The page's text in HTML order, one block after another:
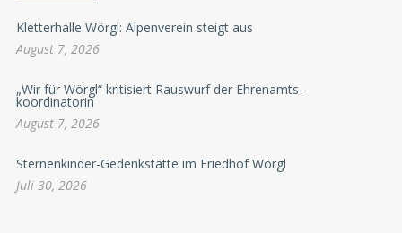
Kletterhalle Wörgl: Alpenverein steigt aus
August 7, 2026
„Wir für Wörgl“ kritisiert Rauswurf der Ehrenamts-
koordinatorin
August 7, 2026
Sternenkinder-Gedenkstätte im Friedhof Wörgl
Juli 30, 2026